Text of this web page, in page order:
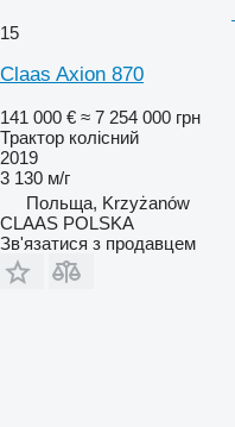
15
Claas Axion 870
141 000 € ≈ 7 254 000 грн
Трактор колісний
2019
3 130 м/г
Польща, Krzyżanów
CLAAS POLSKA
Зв'язатися з продавцем